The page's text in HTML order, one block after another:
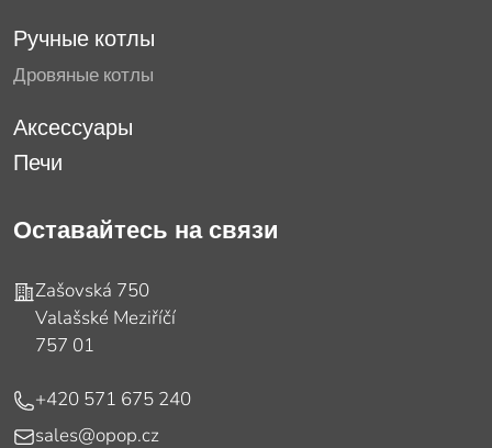
Ручные котлы
Дровяные котлы
Аксессуары
Печи
Оставайтесь на связи
Адрес
Zašovská 750
Valašské Meziříčí
757 01
Телефон
+420 571 675 240
E-mail
sales@opop.cz